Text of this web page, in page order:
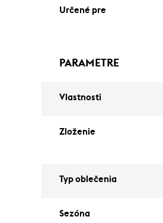
Určené pre
PARAMETRE
Vlastnosti
Zloženie
Typ oblečenia
Sezóna